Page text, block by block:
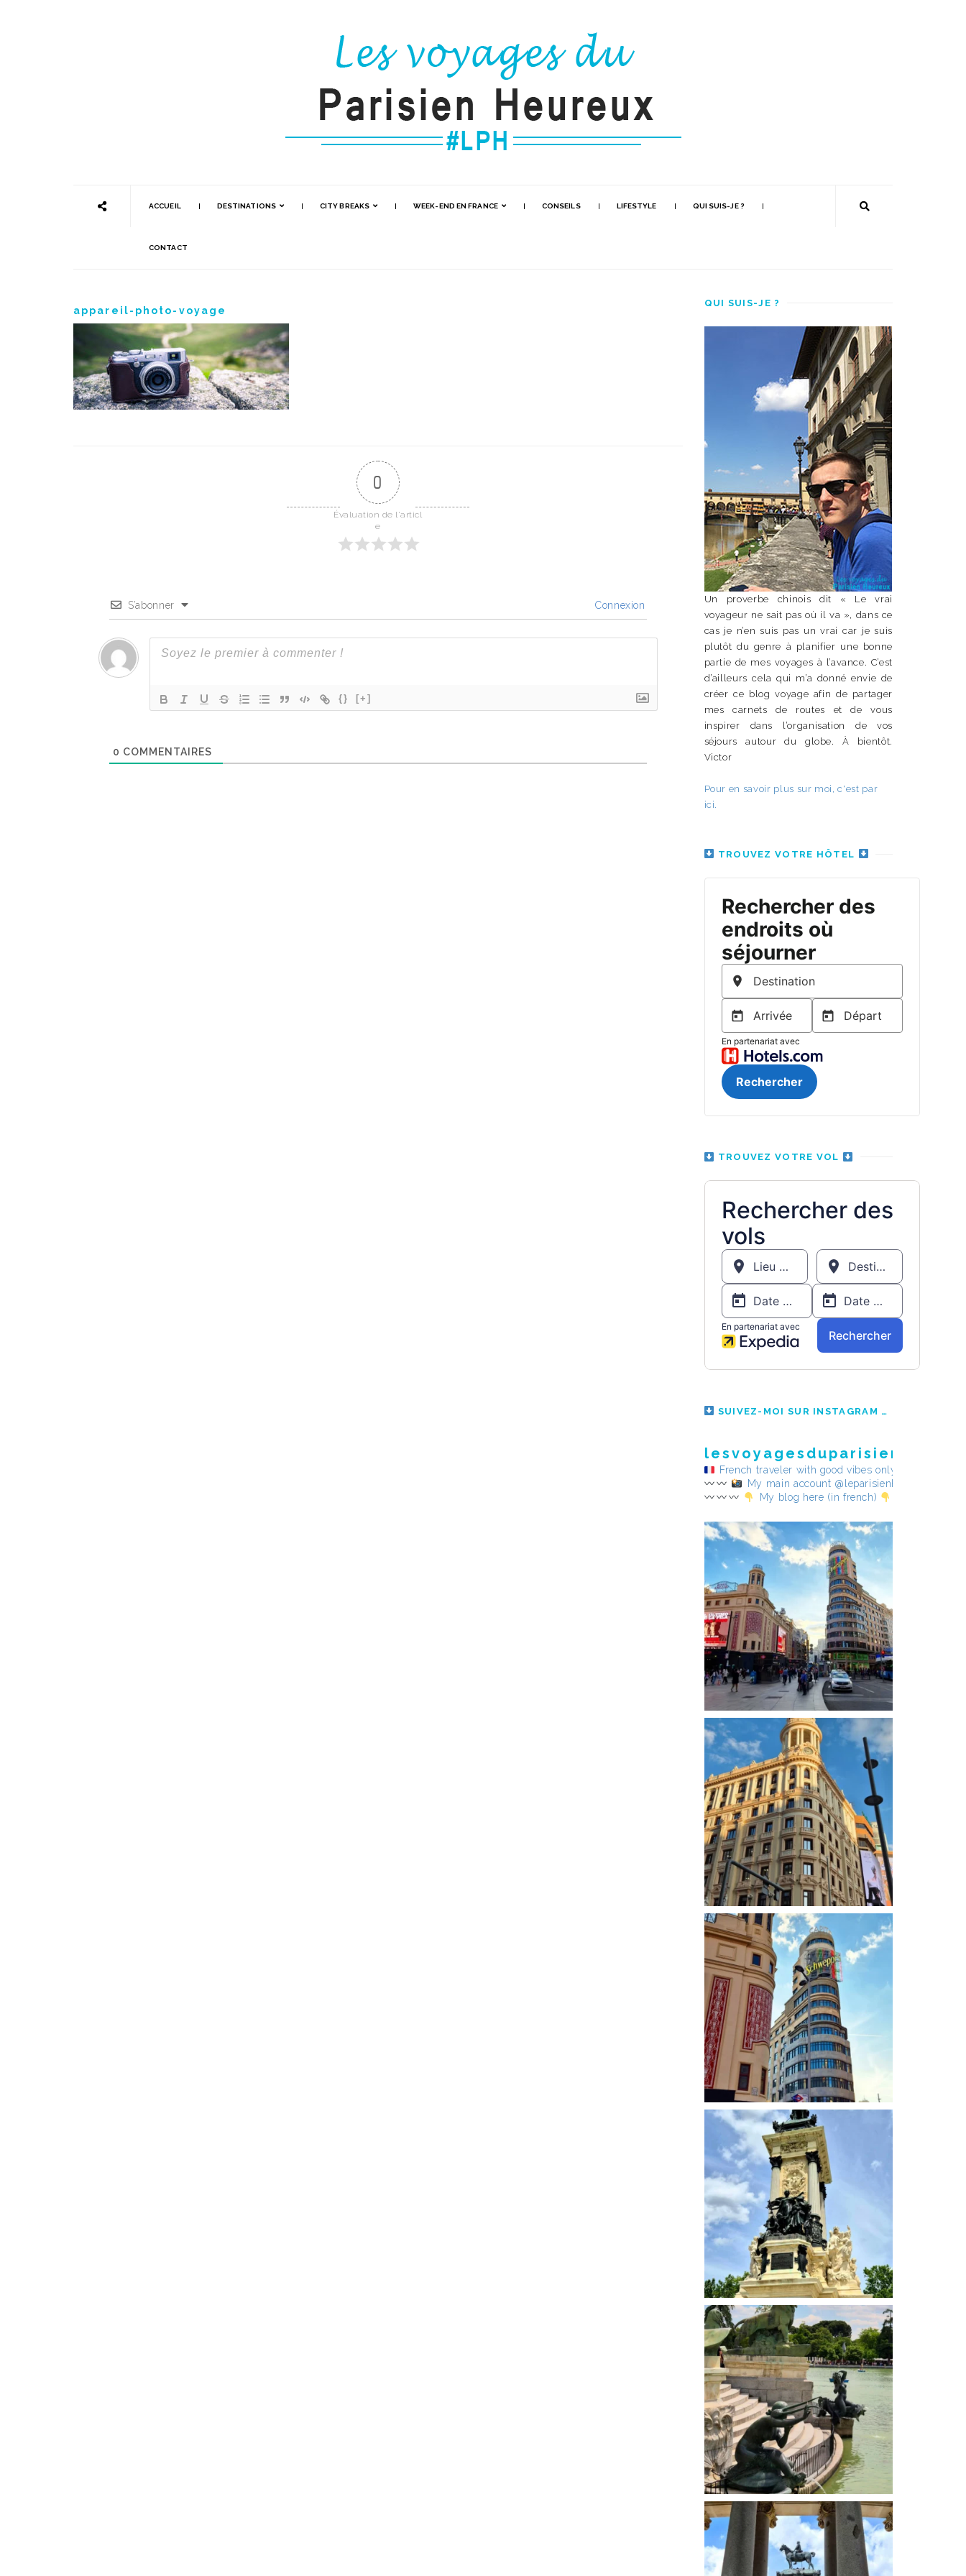
ACCUEIL DESTINATIONS CITY BREAKS WEEK-END EN FRANCE CONSEILS LIFESTYLE QUI SUIS-JE ?
CONTACT
appareil-photo-voyage
0
Évaluation de l'articl
e
S’abonner Connexion
{} [+]
0 COMMENTAIRES
QUI SUIS-JE ?
Un proverbe chinois dit « Le vrai
voyageur ne sait pas où il va », dans ce
cas je n’en suis pas un vrai car je suis
plutôt du genre à planifier une bonne
partie de mes voyages à l’avance. C’est
d’ailleurs cela qui m’a donné envie de
créer ce blog voyage afin de partager
mes carnets de routes et de vous
inspirer dans l’organisation de vos
séjours autour du globe. À bientôt.
Victor
Pour en savoir plus sur moi, c'est par
ici.
TROUVEZ VOTRE HÔTEL
TROUVEZ VOTRE VOL
SUIVEZ-MOI SUR INSTAGRAM
French traveler with good vibes only
My main account @leparisienheureux
My blog here (in french)